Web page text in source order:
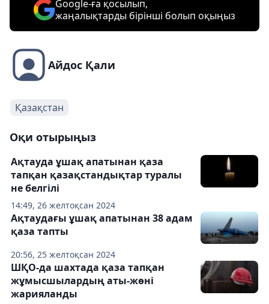
Google-ға қосылып,
жаңалықтарды бірінші болып оқыңыз
Айдос Қали
Қазақстан
Оқи отырыңыз
14:49, 26 желтоқсан 2024
Ақтауда ұшақ апатынан қаза
тапқан қазақстандықтар туралы
не белгілі
20:56, 25 желтоқсан 2024
Ақтаудағы ұшақ апатынан 38 адам
қаза тапты
ШҚО-да шахтада қаза тапқан
жұмысшылардың аты-жөні
жарияланды